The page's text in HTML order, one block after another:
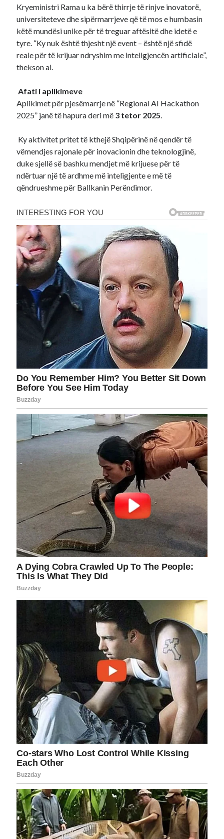
Kryeministri Rama u ka bërë thirrje të rinjve inovatorë,
universiteteve dhe sipërmarrjeve që të mos e humbasin
këtë mundësi unike për të treguar aftësitë dhe idetë e
tyre. “Ky nuk është thjesht një event – është një sfidë
reale për të krijuar ndryshim me inteligjencën artificiale”,
thekson ai.
Afati i aplikimeve
Aplikimet për pjesëmarrje në “Regional AI Hackathon
2025” janë të hapura deri më 3 tetor 2025.
Ky aktivitet pritet të kthejë Shqipërinë në qendër të
vëmendjes rajonale për inovacionin dhe teknologjinë,
duke sjellë së bashku mendjet më krijuese për të
ndërtuar një të ardhme më inteligjente e më të
qëndrueshme për Ballkanin Perëndimor.